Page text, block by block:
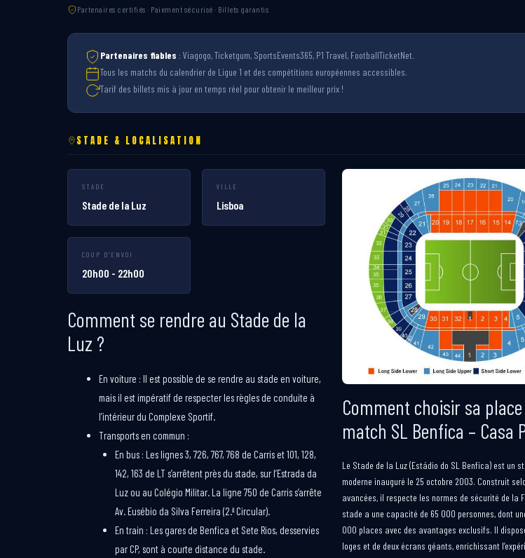
Partenaires certifiés · Paiement sécurisé · Billets garantis
Partenaires fiables : Viagogo, Ticketgum, SportsEvents365, P1 Travel, FootballTicketNet.
Tous les matchs du calendrier de Ligue 1 et des compétitions européennes accessibles.
Tarif des billets mis à jour en temps réel pour obtenir le meilleur prix !
STADE & LOCALISATION
STADE
Stade de la Luz
VILLE
Lisboa
COUP D'ENVOI
20h00 - 22h00
Comment se rendre au Stade de la
Luz ?
En voiture : Il est possible de se rendre au stade en voiture,
mais il est impératif de respecter les règles de conduite à
l’intérieur du Complexe Sportif.
Transports en commun :
En bus : Les lignes 3, 726, 767, 768 de Carris et 101, 128,
142, 163 de LT s’arrêtent près du stade, sur l’Estrada da
Luz ou au Colégio Militar. La ligne 750 de Carris s’arrête
Av. Eusébio da Silva Ferreira (2.ª Circular).
En train : Les gares de Benfica et Sete Rios, desservies
par CP, sont à courte distance du stade.
Comment choisir sa
match SL Benfica – Casa
Le Stade de la Luz (Estádio do SL Benfica) est un
moderne inauguré le 25 octobre 2003. Construit
avancées, il respecte les normes de sécurité de la
stade a une capacité de 65 000 personnes, dont
000 places avec des avantages exclusifs. Il
loges et de deux écrans géants, enrichissant